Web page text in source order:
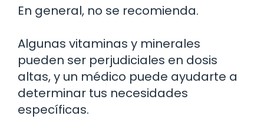
En general, no se recomienda.
Algunas vitaminas y minerales
pueden ser perjudiciales en dosis
altas, y un médico puede ayudarte a
determinar tus necesidades
específicas.